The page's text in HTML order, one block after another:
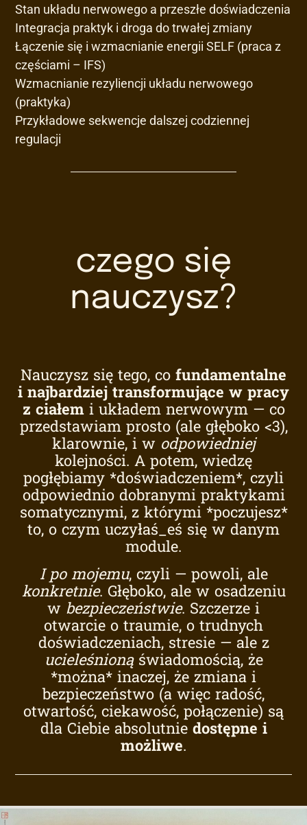
Stan układu nerwowego a przeszłe doświadczenia
Integracja praktyk i droga do trwałej zmiany
Łączenie się i wzmacnianie energii SELF (praca z
częściami – IFS)
Wzmacnianie rezyliencji układu nerwowego
(praktyka)
Przykładowe sekwencje dalszej codziennej
regulacji
czego się
nauczysz?
Nauczysz się tego, co fundamentalne
i najbardziej transformujące w pracy
z ciałemi układem nerwowym — co
przedstawiam prosto (ale głęboko <3),
klarownie, i w odpowiedniej
kolejności. A potem, wiedzę
pogłębiamy *doświadczeniem*, czyli
odpowiednio dobranymi praktykami
somatycznymi, z którymi *poczujesz*
to, o czym uczyłaś_eś się w danym
module.
I po mojemu, czyli — powoli, ale
konkretnie. Głęboko, ale w osadzeniu
w bezpieczeństwie. Szczerze i
otwarcie o traumie, o trudnych
doświadczeniach, stresie — ale z
ucieleśnionąświadomością, że
*można* inaczej, że zmiana i
bezpieczeństwo (a więc radość,
otwartość, ciekawość, połączenie) są
dla Ciebie absolutnie dostępne i
możliwe.